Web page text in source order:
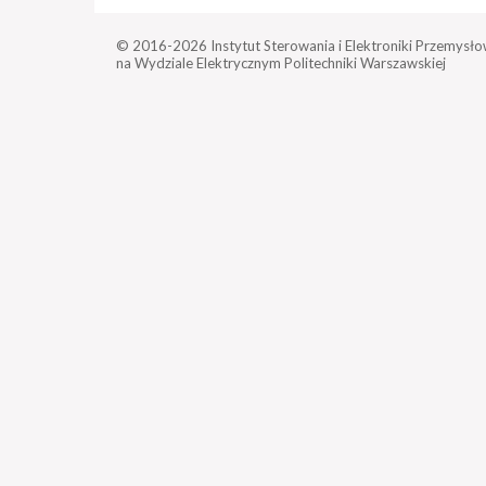
© 2016-2026 Instytut Sterowania i Elektroniki
na Wydziale Elektrycznym Politechniki Warszawskiej